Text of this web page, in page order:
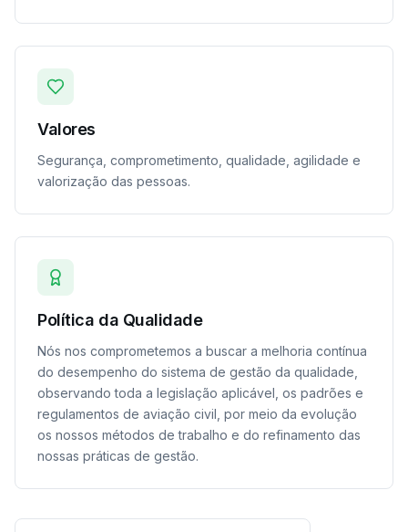
Valores
Segurança, comprometimento, qualidade, agilidade e
valorização das pessoas.
Política da Qualidade
Nós nos comprometemos a buscar a melhoria contínua
do desempenho do sistema de gestão da qualidade,
observando toda a legislação aplicável, os padrões e
regulamentos de aviação civil, por meio da evolução
os nossos métodos de trabalho e do refinamento das
nossas práticas de gestão.